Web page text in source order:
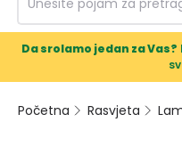
Da srolamo jedan za Vas?
Početna Rasvjeta